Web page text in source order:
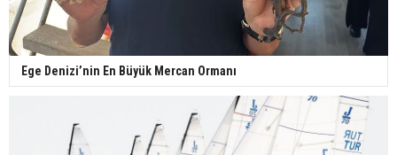
Ege Denizi’nin En Büyük Mercan Ormanı